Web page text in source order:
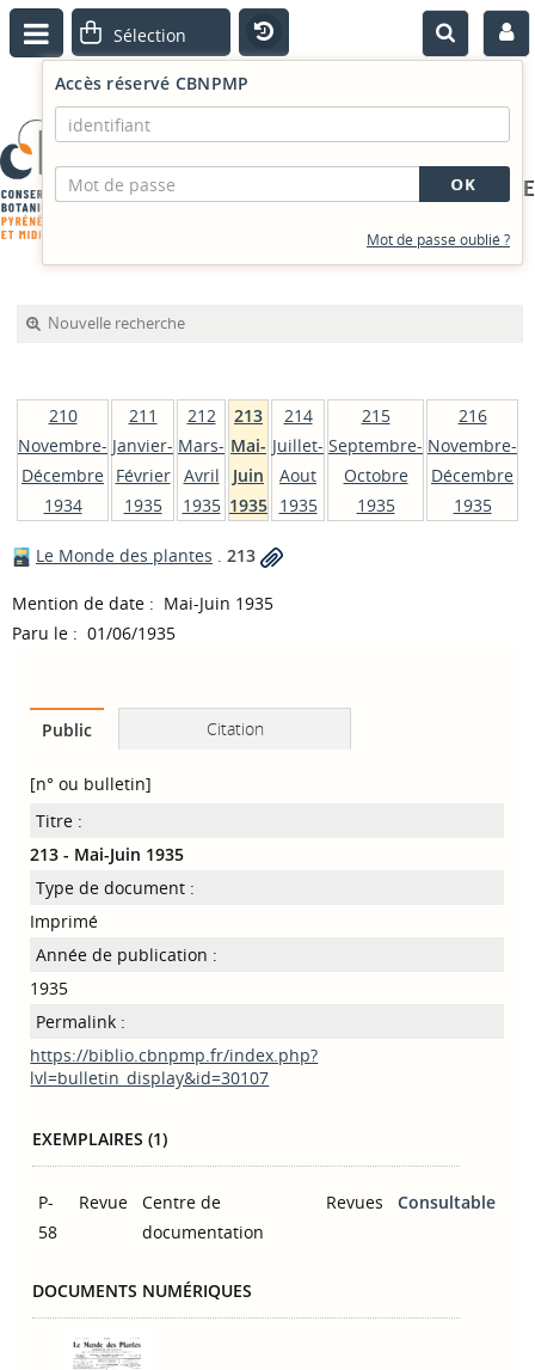
PORTAIL DOCUMENTAIRE
Accès réservé CBNPMP
Mot de passe oublié ?
Nouvelle recherche
210
Novembre-
Décembre
1934
211
Janvier-
Février
1935
212
Mars-
Avril
1935
213
Mai-
Juin
1935
214
Juillet-
Aout
1935
215
Septembre-
Octobre
1935
216
Novembre-
Décembre
1935
Le Monde des plantes . 213
Mention de date : Mai-Juin 1935
Paru le : 01/06/1935
Public Citation
[n° ou bulletin]
Titre :
213 - Mai-Juin 1935
Type de document :
Imprimé
Année de publication :
1935
Permalink :
https://biblio.cbnpmp.fr/index.php?
lvl=bulletin_display&id=30107
EXEMPLAIRES (1)
P-
58
Revue
Centre de
documentation
Revues Consultable
DOCUMENTS NUMÉRIQUES